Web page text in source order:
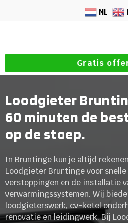
NL
Gratis
Loodgieter
60 minuten de
op de stoep.
In Bruntinge kun je altijd
Loodgieter Bruntinge voor
verstoppingen en de installatie
verwarmingssystemen. Wij
loodgieterswerk, cv-ketel
renovatie en leidingwerk. Bij